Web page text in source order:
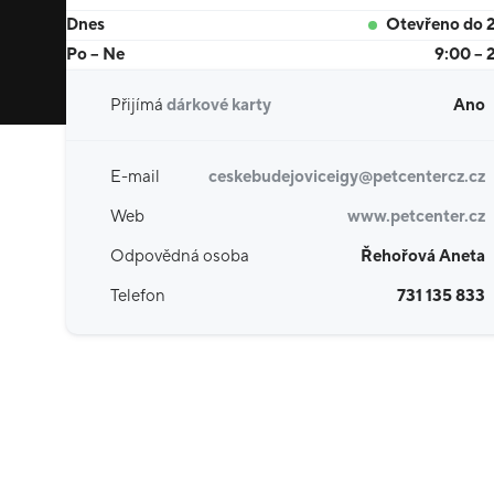
Dnes
Otevřeno do
Po – Ne
9:00 –
Přijímá dárkové karty Ano
E-mail
ceskebudejoviceigy@petcentercz.cz
Web
www.petcenter.cz
Odpovědná osoba
Řehořová Aneta
Telefon
731 135 833